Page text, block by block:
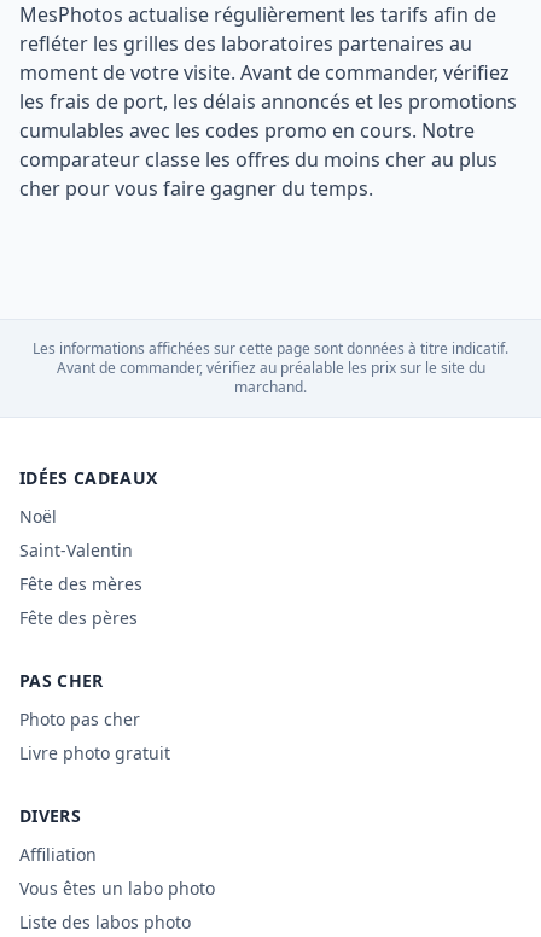
MesPhotos actualise régulièrement les tarifs afin de
refléter les grilles des laboratoires partenaires au
moment de votre visite. Avant de commander, vérifiez
les frais de port, les délais annoncés et les promotions
cumulables avec les codes promo en cours. Notre
comparateur classe les offres du moins cher au plus
cher pour vous faire gagner du temps.
Les informations affichées sur cette page sont données à titre indicatif.
Avant de commander, vérifiez au préalable les prix sur le site du
marchand.
IDÉES CADEAUX
Noël
Saint-Valentin
Fête des mères
Fête des pères
PAS CHER
Photo pas cher
Livre photo gratuit
DIVERS
Affiliation
Vous êtes un labo photo
Liste des labos photo